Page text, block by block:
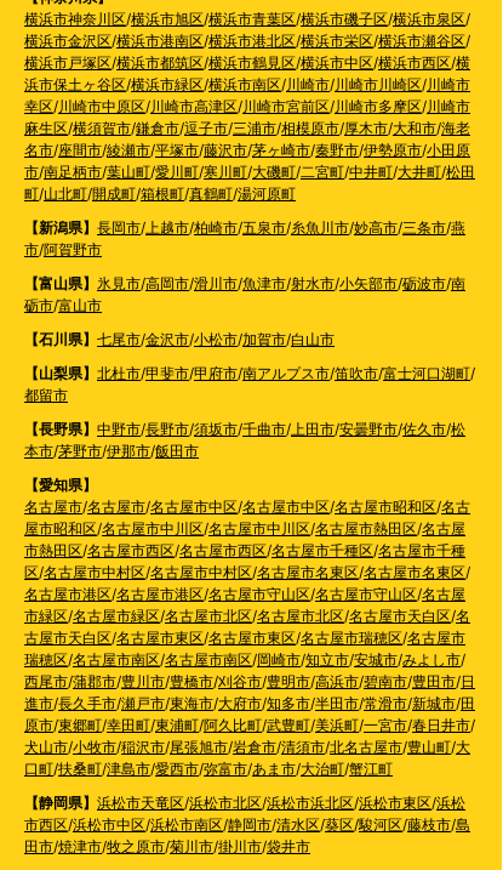
横浜市神奈川区/横浜市旭区/横浜市青葉区/横浜市磯子区/横浜市泉区/
横浜市金沢区/横浜市港南区/横浜市港北区/横浜市栄区/横浜市瀬谷区/
横浜市戸塚区/横浜市都筑区/横浜市鶴見区/横浜市中区/横浜市西区/横
浜市保土ヶ谷区/横浜市緑区/横浜市南区/川崎市/川崎市川崎区/川崎市
幸区/川崎市中原区/川崎市高津区/川崎市宮前区/川崎市多摩区/川崎市
麻生区/横須賀市/鎌倉市/逗子市/三浦市/相模原市/厚木市/大和市/海老
名市/座間市/綾瀬市/平塚市/藤沢市/茅ヶ崎市/秦野市/伊勢原市/小田原
市/南足柄市/葉山町/愛川町/寒川町/大磯町/二宮町/中井町/大井町/松田
町/山北町/開成町/箱根町/真鶴町/湯河原町
【新潟県】 長岡市/上越市/柏崎市/五泉市/糸魚川市/妙高市/三条市/燕
市/阿賀野市
【富山県】 氷見市/高岡市/滑川市/魚津市/射水市/小矢部市/砺波市/南
砺市/富山市
【石川県】 七尾市/金沢市/小松市/加賀市/白山市
【山梨県】 北杜市/甲斐市/甲府市/南アルプス市/笛吹市/富士河口湖町/
都留市
【長野県】 中野市/長野市/須坂市/千曲市/上田市/安曇野市/佐久市/松
本市/茅野市/伊那市/飯田市
【愛知県】
名古屋市/名古屋市/名古屋市中区/名古屋市中区/名古屋市昭和区/名古
屋市昭和区/名古屋市中川区/名古屋市中川区/名古屋市熱田区/名古屋
市熱田区/名古屋市西区/名古屋市西区/名古屋市千種区/名古屋市千種
区/名古屋市中村区/名古屋市中村区/名古屋市名東区/名古屋市名東区/
名古屋市港区/名古屋市港区/名古屋市守山区/名古屋市守山区/名古屋
市緑区/名古屋市緑区/名古屋市北区/名古屋市北区/名古屋市天白区/名
古屋市天白区/名古屋市東区/名古屋市東区/名古屋市瑞穂区/名古屋市
瑞穂区/名古屋市南区/名古屋市南区/岡崎市/知立市/安城市/みよし市/
西尾市/蒲郡市/豊川市/豊橋市/刈谷市/豊明市/高浜市/碧南市/豊田市/日
進市/長久手市/瀬戸市/東海市/大府市/知多市/半田市/常滑市/新城市/田
原市/東郷町/幸田町/東浦町/阿久比町/武豊町/美浜町/一宮市/春日井市/
犬山市/小牧市/稲沢市/尾張旭市/岩倉市/清須市/北名古屋市/豊山町/大
口町/扶桑町/津島市/愛西市/弥富市/あま市/大治町/蟹江町
【静岡県】 浜松市天竜区/浜松市北区/浜松市浜北区/浜松市東区/浜松
市西区/浜松市中区/浜松市南区/静岡市/清水区/葵区/駿河区/藤枝市/島
田市/焼津市/牧之原市/菊川市/掛川市/袋井市